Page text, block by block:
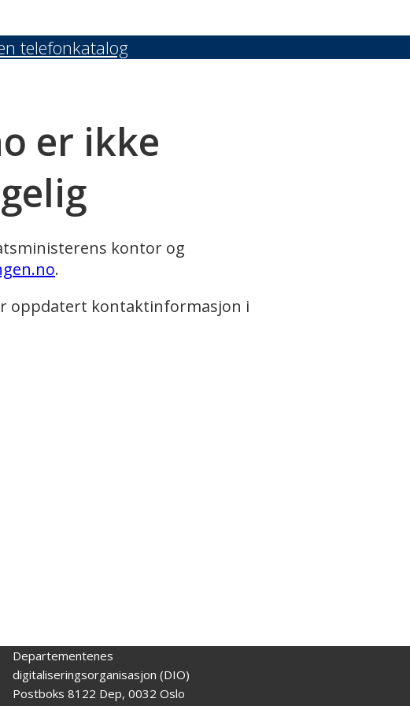
telefonkatalog
er ikke
kontor og
.
oppdatert kontaktinformasjon i
Departementenes
digitaliseringsorganisasjon (DIO)
Postboks 8122 Dep, 0032 Oslo